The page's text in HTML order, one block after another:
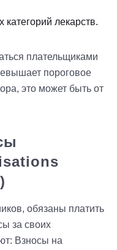
лекарств.
плательщиками
пороговое
это может быть от
обязаны платить
за своих
Взносы на